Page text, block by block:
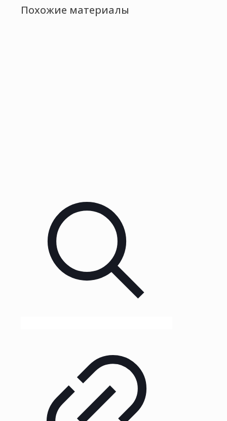
Похожие материалы